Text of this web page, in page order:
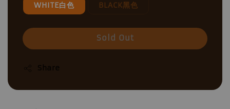
WHITE白色 BLACK黑色
Sold Out
Share